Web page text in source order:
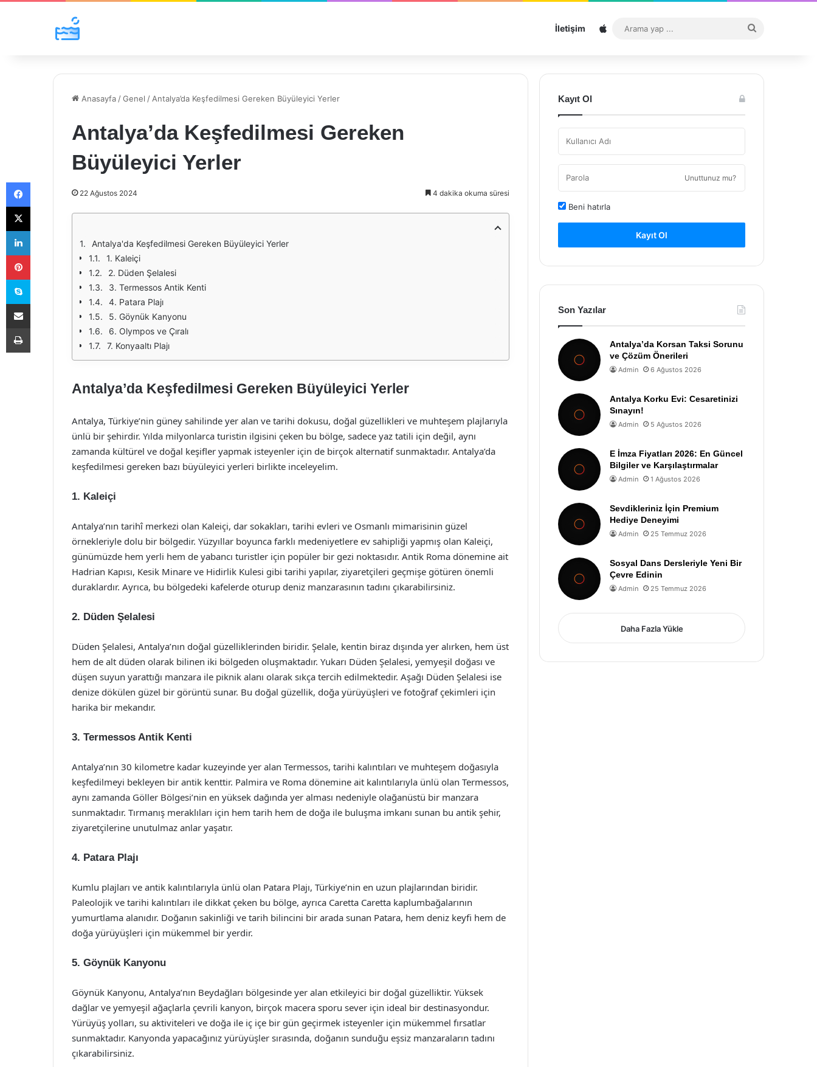
İletişim Sitemap
...
Anasayfa /Genel / Antalya’da Keşfedilmesi Gereken Büyüleyici Yerler
Antalya’da Keşfedilmesi Gereken
Büyüleyici Yerler
22 Ağustos 2024 4 dakika okuma süresi
Antalya'da Keşfedilmesi Gereken Büyüleyici Yerler
1. Kaleiçi
2. Düden Şelalesi
3. Termessos Antik Kenti
4. Patara Plajı
5. Göynük Kanyonu
6. Olympos ve Çıralı
7. Konyaaltı Plajı
Antalya’da Keşfedilmesi Gereken Büyüleyici Yerler
Antalya, Türkiye’nin güney sahilinde yer alan ve tarihi dokusu, doğal güzellikleri ve muhteşem plajlarıyla
ünlü bir şehirdir. Yılda milyonlarca turistin ilgisini çeken bu bölge, sadece yaz tatili için değil, aynı
zamanda kültürel ve doğal keşifler yapmak isteyenler için de birçok alternatif sunmaktadır. Antalya’da
keşfedilmesi gereken bazı büyüleyici yerleri birlikte inceleyelim.
1. Kaleiçi
Antalya’nın tarihî merkezi olan Kaleiçi, dar sokakları, tarihi evleri ve Osmanlı mimarisinin güzel
örnekleriyle dolu bir bölgedir. Yüzyıllar boyunca farklı medeniyetlere ev sahipliği yapmış olan Kaleiçi,
günümüzde hem yerli hem de yabancı turistler için popüler bir gezi noktasıdır. Antik Roma dönemine ait
Hadrian Kapısı, Kesik Minare ve Hidirlik Kulesi gibi tarihi yapılar, ziyaretçileri geçmişe götüren önemli
duraklardır. Ayrıca, bu bölgedeki kafelerde oturup deniz manzarasının tadını çıkarabilirsiniz.
2. Düden Şelalesi
Düden Şelalesi, Antalya’nın doğal güzelliklerinden biridir. Şelale, kentin biraz dışında yer alırken, hem üst
hem de alt düden olarak bilinen iki bölgeden oluşmaktadır. Yukarı Düden Şelalesi, yemyeşil doğası ve
düşen suyun yarattığı manzara ile piknik alanı olarak sıkça tercih edilmektedir. Aşağı Düden Şelalesi ise
denize dökülen güzel bir görüntü sunar. Bu doğal güzellik, doğa yürüyüşleri ve fotoğraf çekimleri için
harika bir mekandır.
3. Termessos Antik Kenti
Antalya’nın 30 kilometre kadar kuzeyinde yer alan Termessos, tarihi kalıntıları ve muhteşem doğasıyla
keşfedilmeyi bekleyen bir antik kenttir. Palmira ve Roma dönemine ait kalıntılarıyla ünlü olan Termessos,
aynı zamanda Göller Bölgesi’nin en yüksek dağında yer alması nedeniyle olağanüstü bir manzara
sunmaktadır. Tırmanış meraklıları için hem tarih hem de doğa ile buluşma imkanı sunan bu antik şehir,
ziyaretçilerine unutulmaz anlar yaşatır.
4. Patara Plajı
Kumlu plajları ve antik kalıntılarıyla ünlü olan Patara Plajı, Türkiye’nin en uzun plajlarından biridir.
Paleolojik ve tarihi kalıntıları ile dikkat çeken bu bölge, ayrıca Caretta Caretta kaplumbağalarının
yumurtlama alanıdır. Doğanın sakinliği ve tarih bilincini bir arada sunan Patara, hem deniz keyfi hem de
doğa yürüyüşleri için mükemmel bir yerdir.
5. Göynük Kanyonu
Göynük Kanyonu, Antalya’nın Beydağları bölgesinde yer alan etkileyici bir doğal güzelliktir. Yüksek
dağlar ve yemyeşil ağaçlarla çevrili kanyon, birçok macera sporu sever için ideal bir destinasyondur.
Yürüyüş yolları, su aktiviteleri ve doğa ile iç içe bir gün geçirmek isteyenler için mükemmel fırsatlar
sunmaktadır. Kanyonda yapacağınız yürüyüşler sırasında, doğanın sunduğu eşsiz manzaraların tadını
çıkarabilirsiniz.
Kayıt Ol
Unuttunuz mu?
Beni hatırla
Kayıt Ol
Son Yazılar
Antalya’da Korsan Taksi Sorunu
ve Çözüm Önerileri
Admin 6 Ağustos 2026
Antalya Korku Evi: Cesaretinizi
Sınayın!
Admin 5 Ağustos 2026
E İmza Fiyatları 2026: En Güncel
Bilgiler ve Karşılaştırmalar
Admin 1 Ağustos 2026
Sevdikleriniz İçin Premium
Hediye Deneyimi
Admin 25 Temmuz 2026
Sosyal Dans Dersleriyle Yeni Bir
Çevre Edinin
Admin 25 Temmuz 2026
Daha Fazla Yükle
Facebook
X
LinkedIn
Pinterest
Skype
E-Posta ile paylaş